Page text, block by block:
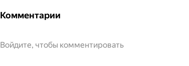
Комментарии
Войдите, чтобы комментировать